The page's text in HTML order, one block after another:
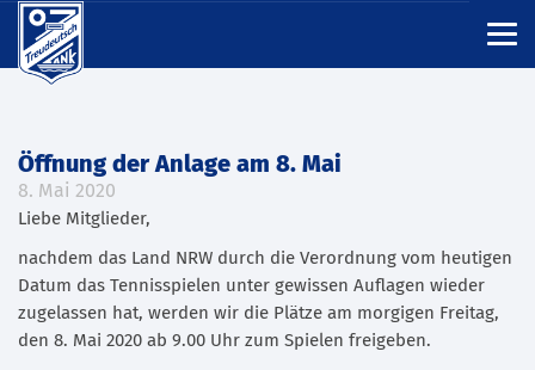
Öffnung der Anlage am 8. Mai
8. Mai 2020
Liebe Mitglieder,
nachdem das Land NRW durch die Verordnung vom heutigen
Datum das Tennisspielen unter gewissen Auflagen wieder
zugelassen hat, werden wir die Plätze am morgigen Freitag,
den 8. Mai 2020 ab 9.00 Uhr zum Spielen freigeben.